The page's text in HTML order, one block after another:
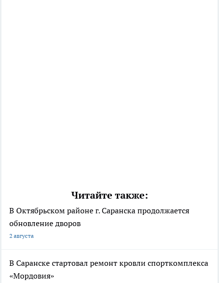
Читайте также:
В Октябрьском районе г. Саранска продолжается
обновление дворов
2 августа
В Саранске стартовал ремонт кровли спорткомплекса
«Мордовия»